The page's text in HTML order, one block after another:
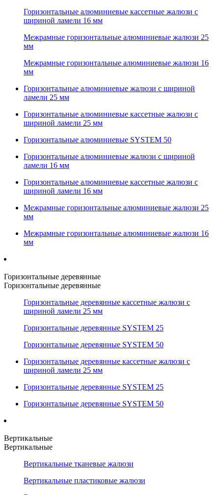
Горизонтальные алюминиевые кассетные жалюзи с
шириной ламели 16 мм
Межрамные горизонтальные алюминиевые жалюзи 25
мм
Межрамные горизонтальные алюминиевые жалюзи 16
мм
Горизонтальные алюминиевые жалюзи с шириной
ламели 25 мм
Горизонтальные алюминиевые кассетные жалюзи с
шириной ламели 25 мм
Горизонтальные алюминиевые SYSTEM 50
Горизонтальные алюминиевые жалюзи с шириной
ламели 16 мм
Горизонтальные алюминиевые кассетные жалюзи с
шириной ламели 16 мм
Межрамные горизонтальные алюминиевые жалюзи 25
мм
Межрамные горизонтальные алюминиевые жалюзи 16
мм
Горизонтальные деревянные
Горизонтальные деревянные
Горизонтальные деревянные кассетные жалюзи с
шириной ламели 25 мм
Горизонтальные деревянные SYSTEM 25
Горизонтальные деревянные SYSTEM 50
Горизонтальные деревянные кассетные жалюзи с
шириной ламели 25 мм
Горизонтальные деревянные SYSTEM 25
Горизонтальные деревянные SYSTEM 50
Вертикальные
Вертикальные
Вертикальные тканевые жалюзи
Вертикальные пластиковые жалюзи